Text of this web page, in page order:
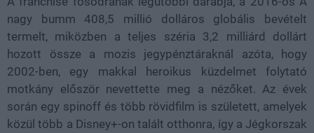
nagy bumm 408,5 millió dolláros globális bevételt
termelt, miközben a teljes széria 3,2 milliárd dollárt
hozott össze a mozis jegypénztáraknál azóta, hogy
2002-ben, egy makkal heroikus küzdelmet folytató
motkány először nevettette meg a nézőket. Az évek
során egy spinoff és több rövidfilm is született, amelyek
közül több a Disney+-on talált otthonra, így a Jégkorszak